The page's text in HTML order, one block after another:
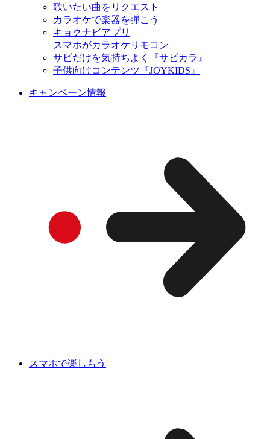
歌いたい曲をリクエスト
カラオケで楽器を弾こう
キョクナビアプリ
スマホがカラオケリモコン
サビだけを気持ちよく『サビカラ』
子供向けコンテンツ『JOYKIDS』
キャンペーン情報
スマホで楽しもう